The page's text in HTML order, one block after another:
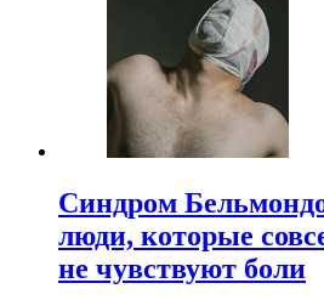
Синдром
люди, которые
не чувствуют боли